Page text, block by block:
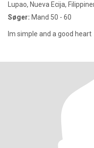
Lupao, Nueva Ecija,
Søger: Mand 50 - 60
Im simple and a good heart